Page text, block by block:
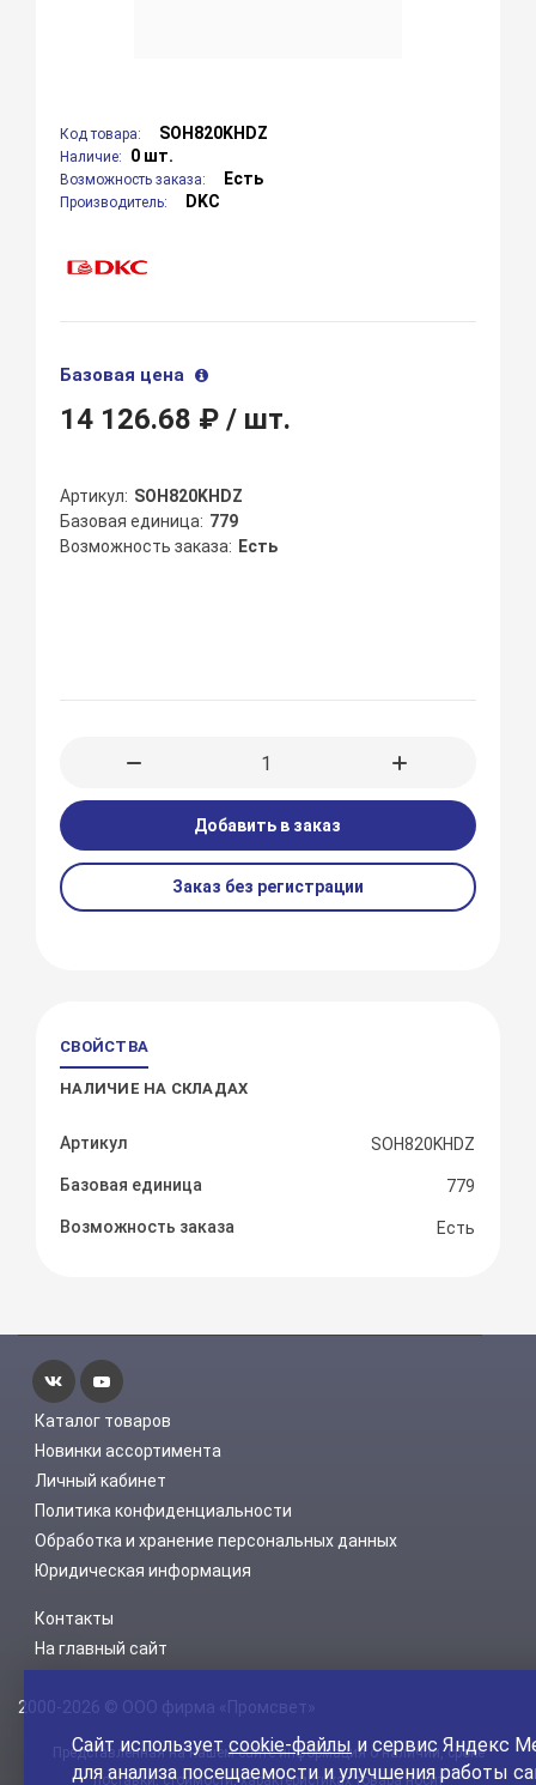
Код товара: SOH820KHDZ
Наличие: 0 шт.
Возможность заказа: Есть
Производитель: DKC
Базовая цена
14 126.68 ₽/ шт.
Артикул
SOH820KHDZ
Базовая единица 779
Возможность заказа
Есть
Добавить в заказ
Заказ без регистрации
СВОЙСТВА
НАЛИЧИЕ НА СКЛАДАХ
Артикул SOH820KHDZ
Базовая единица 779
Возможность заказа Есть
Каталог товаров
Новинки ассортимента
Личный кабинет
Политика конфиденциальности
Обработка и хранение персональных данных
Юридическая информация
Контакты
На главный сайт
2000-2026 © ООО фирма «Промсвет»
Представленная на нашем сайте информация о наличии, сроке
поставки, стоимости, характеристиках товара носит
Сайт используетcookie-файлы и сервис Яндекс
для анализа посещаемости и улучшения работы